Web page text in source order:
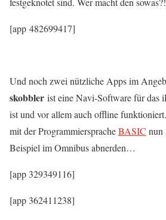
[app 482699417]
Und noch zwei nützliche Apps im
skobbler ist eine Navi-Software für das
ist und vor allem auch offline
mit der ProgrammierspracheBASIC nun
Beispiel im Omnibus abnerden…
[app 329349116]
[app 362411238]